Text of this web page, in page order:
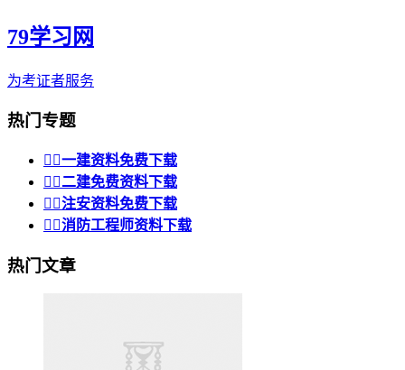
79学习网
为考证者服务
热门专题
 一建资料免费下载
 二建免费资料下载
 注安资料免费下载
 消防工程师资料下载
热门文章